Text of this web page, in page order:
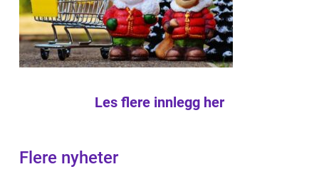
Les flere innlegg her
Flere nyheter